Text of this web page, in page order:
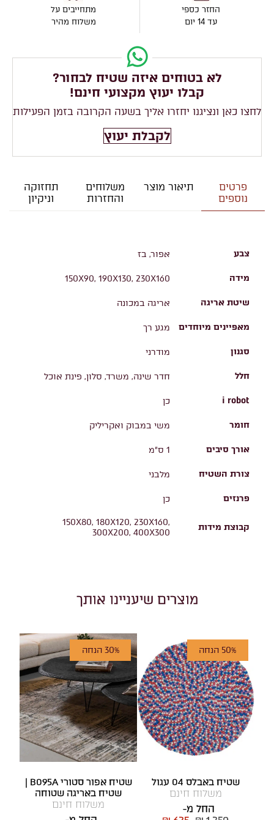
החזר כספי
עד 14 יום
מתחייבים על
משלוח מהיר
לא בטוחים איזה שטיח לבחור?
קבלו יעוץ מקצועי חינם!
לחצו כאן ונציגנו יחזרו אליך בשעה הקרובה בזמן הפעילות
לקבלת יעוץ
פרטים
נוספים
תיאור מוצר
משלוחים
והחזרות
תחזוקה
וניקיון
צבע אפור, בז
מידה 150X90, 190X130, 230X160
שיטת אריגה אריגה במכונה
מאפיינים מיוחדים מגע רך
סגנון מודרני
חלל חדר שינה, משרד, סלון, פינת אוכל
i robot כן
חומר משי במבוק ואקריליק
אורך סיבים 1 ס"מ
צורת השטיח מלבני
פרנזים כן
קבוצת מידות
150X80, 180X120, 230X160,
300X200, 400X300
מוצרים שיעניינו אותך
50% הנחה
שטיח באבלס 04 עגול
משלוח חינם
החל מ-
30% הנחה
שטיח באריגה שטוחה
משלוח חינם